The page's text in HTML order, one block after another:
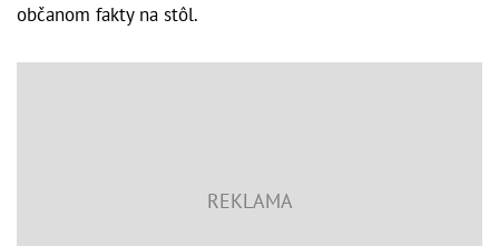
občanom fakty na stôl.